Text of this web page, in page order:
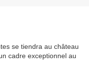
se tiendra au château
cadre exceptionnel au